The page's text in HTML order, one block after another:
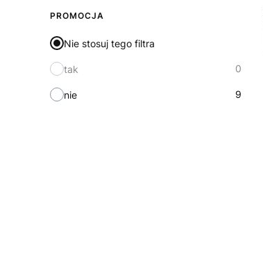
PROMOCJA
Nie stosuj tego filtra
tak 0
nie 9